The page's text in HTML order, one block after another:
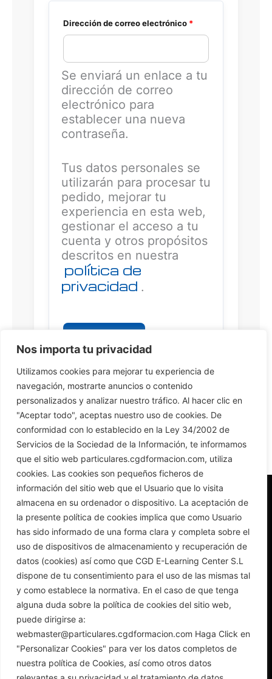
Nos importa tu privacidad
Utilizamos cookies para mejorar tu experiencia de
navegación, mostrarte anuncios o contenido
personalizados y analizar nuestro tráfico. Al hacer clic en
"Aceptar todo", aceptas nuestro uso de cookies. De
conformidad con lo establecido en la Ley 34/2002 de
Servicios de la Sociedad de la Información, te informamos
que el sitio web particulares.cgdformacion.com, utiliza
cookies. Las cookies son pequeños ficheros de
información del sitio web que el Usuario que lo visita
almacena en su ordenador o dispositivo. La aceptación de
la presente política de cookies implica que como Usuario
has sido informado de una forma clara y completa sobre el
uso de dispositivos de almacenamiento y recuperación de
datos (cookies) así como que CGD E-Learning Center S.L
dispone de tu consentimiento para el uso de las mismas tal
y como establece la normativa. En el caso de que tenga
alguna duda sobre la política de cookies del sitio web,
puede dirigirse a:
webmaster@particulares.cgdformacion.com Haga Click en
"Personalizar Cookies" para ver los datos completos de
nuestra política de Cookies, así como otros datos
Dirección de correo electrónico *
Se enviará un enlace a tu
dirección de correo
electrónico para
establecer una nueva
contraseña.
Tus datos personales se
utilizarán para procesar tu
pedido, mejorar tu
experiencia en esta web,
gestionar el acceso a tu
cuenta y otros propósitos
descritos en nuestra
política de
privacidad .
l
t
e
r
n
a
t
i
v
e
:
plataformas@cgdformacion.com
+34 954 66 40 58 +34 954 66 40 58